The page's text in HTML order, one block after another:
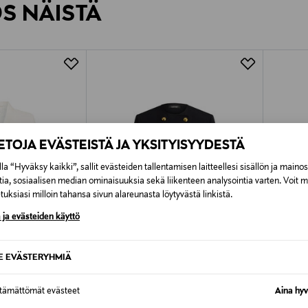
EVÄSTEISTÄ JA YKSITYISYYDESTÄ
“Hyväksy kaikki”, sallit evästeiden tallentamisen laitteellesi sisällön ja
sosiaalisen median ominaisuuksia sekä liikenteen analysointia varten. Voit
milloin tahansa sivun alareunasta löytyvästä linkistä.
ja evästeiden käyttö
EVÄSTERYHMIÄ
evästeet Aina
Alk. 6,90 €, kun toimitus on
NÄISTÄ